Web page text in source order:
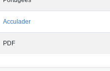
Acculader
PDF